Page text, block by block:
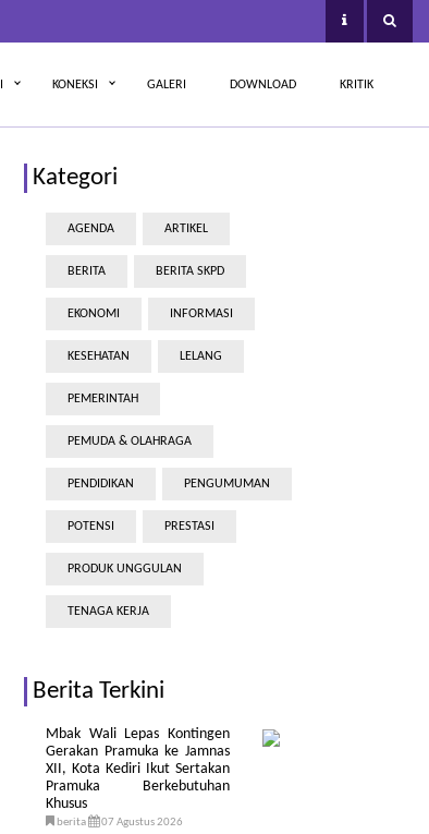
KONEKSI GALERI DOWNLOAD KRITIK
Kategori
AGENDA ARTIKEL
BERITA BERITA SKPD
EKONOMI INFORMASI
KESEHATAN LELANG
PEMERINTAH
PEMUDA & OLAHRAGA
PENDIDIKAN PENGUMUMAN
POTENSI PRESTASI
PRODUK UNGGULAN
TENAGA KERJA
Berita Terkini
Mbak Wali Lepas Kontingen
Gerakan Pramuka ke Jamnas
XII, Kota Kediri Ikut Sertakan
Pramuka Berkebutuhan
Khusus
berita 07 Agustus 2026